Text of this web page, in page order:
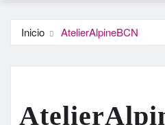
Inicio AtelierAlpineBCN